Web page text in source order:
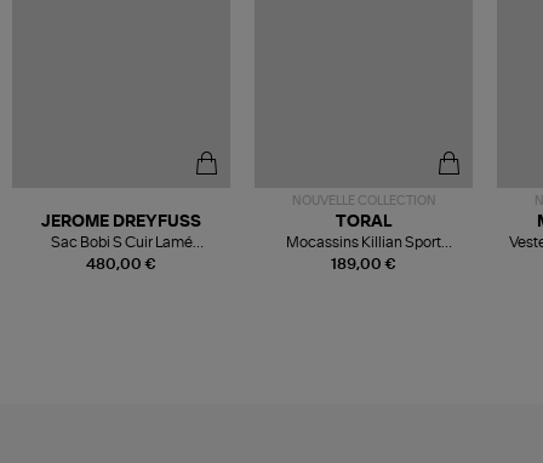
480,00 €
JEROME DREYFUSS
Sac Bobi S Cuir Lamé
Champagne
NOUVELLE COLLECTION
189,00 €
TORAL
Mocassins Killian Sport
Mousse